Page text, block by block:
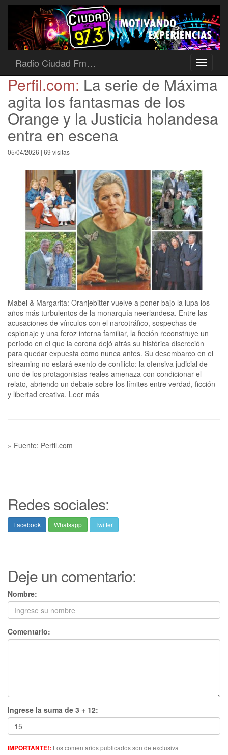
Toggle
Radio Ciudad Fm…
Perfil.com: La serie de Máxima
agita los fantasmas de los
Orange y la Justicia holandesa
entra en escena
05/04/2026 | 69 visitas
Mabel & Margarita: Oranjebitter vuelve a poner bajo la lupa los
años más turbulentos de la monarquía neerlandesa. Entre las
acusaciones de vínculos con el narcotráfico, sospechas de
espionaje y una feroz interna familiar, la ficción reconstruye un
período en el que la corona dejó atrás su histórica discreción
para quedar expuesta como nunca antes. Su desembarco en el
streaming no estará exento de conflicto: la ofensiva judicial de
uno de los protagonistas reales amenaza con condicionar el
relato, abriendo un debate sobre los límites entre verdad, ficción
y libertad creativa. Leer más
» Fuente: Perfil.com
Redes sociales:
Facebook Whatsapp Twitter
Deje un comentario:
Nombre:
Comentario:
Ingrese la suma de 3 + 12:
IMPORTANTE!: Los comentarios publicados son de exclusiva